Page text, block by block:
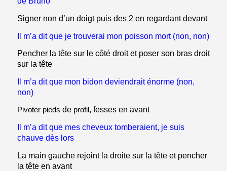
Signer non d’un doigt puis des 2 en regardant devant
Il m’a dit que je trouverai mon poisson mort (non, non)
Pencher la tête sur le côté droit et poser son bras droit
sur la tête
Il m’a dit que mon bidon deviendrait énorme (non,
non)
Pivoter pieds de profil, fesses en avant
Il m’a dit que mes cheveux tomberaient, je suis
chauve dès lors
La main gauche rejoint la droite sur la tête et pencher
la tête en avant